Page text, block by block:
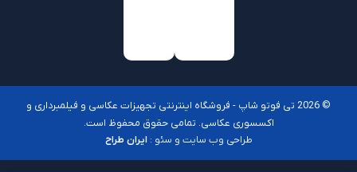
© 2026 تی فوتو شاپ - فروشگاه اینترنتی تجهیزات عکاسی و فیلمبرداری و
اکسسوری عکاسی. تمامی حقوق محفوظ است.
طراحی وب سایت و سئو : ایران طراح